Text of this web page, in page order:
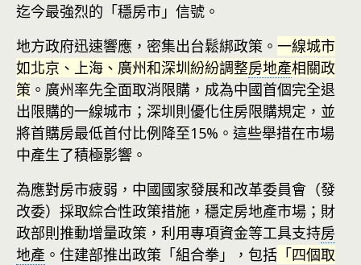
迄今最強烈的「穩房市」信號。
地方政府迅速響應，密集出台鬆綁政策。 一線城市
如北京、上海、廣州和深圳紛紛調整房地產相關政
策 。廣州率先全面取消限購，成為中國首個完全退
出限購的一線城市；深圳則優化住房限購規定，並
將首購房最低首付比例降至15%。這些舉措在市場
中產生了積極影響。
為應對房市疲弱，中國國家發展和改革委員會（發
改委）採取綜合性政策措施，穩定房地產市場；財
政部則推動增量政策，利用專項資金等工具支持房
地產 。住建部推出政策「組合拳」，包括 「四個取